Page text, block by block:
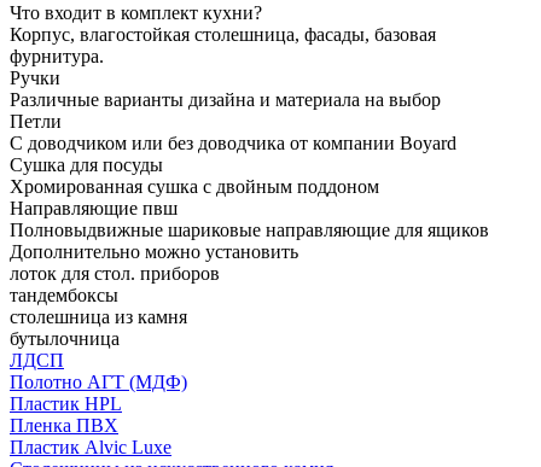
Что входит в комплект кухни?
Корпус, влагостойкая столешница, фасады, базовая
фурнитура.
Ручки
Различные варианты дизайна и материала на выбор
Петли
С доводчиком или без доводчика от компании Boyard
Сушка для посуды
Хромированная сушка с двойным поддоном
Направляющие пвш
Полновыдвижные шариковые направляющие для ящиков
Дополнительно можно установить
лоток для стол. приборов
тандембоксы
столешница из камня
бутылочница
ЛДСП
Полотно АГТ (МДФ)
Пластик HPL
Пленка ПВХ
Пластик Alvic Luxe